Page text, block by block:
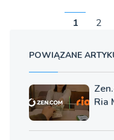
https://automarket.pl/
2001
Osoby
Mirosław Grzelak
Nazwa firmy:
Adres:
ul. Złota 3/18, Warszawa
Strona www:
https://autopay.pl/
1 2
POWIĄZANE
Ria